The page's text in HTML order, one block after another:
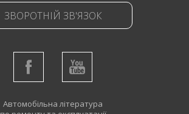
ЗВОРОТНІЙ ЗВ'ЯЗОК
Автомобільна література